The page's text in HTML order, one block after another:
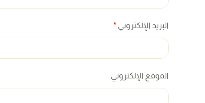
البريد الإلكتروني *
الموقع الإلكتروني